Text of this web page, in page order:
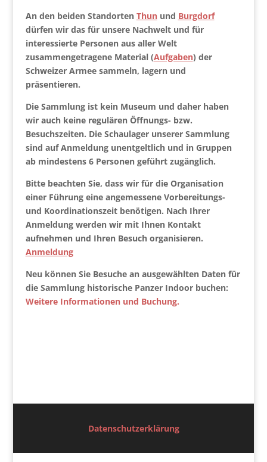
An den beiden Standorten Thunund Burgdorf
dürfen wir das für unsere Nachwelt und für
interessierte Personen aus aller Welt
zusammengetragene Material (Aufgaben) der
Schweizer Armee sammeln, lagern und
präsentieren.
Die Sammlung ist kein Museum und daher haben
wir auch keine regulären Öffnungs- bzw.
Besuchszeiten. Die Schaulager unserer Sammlung
sind auf Anmeldung unentgeltlich und in Gruppen
ab mindestens 6 Personen geführt zugänglich.
Bitte beachten Sie, dass wir für die Organisation
einer Führung eine angemessene Vorbereitungs-
und Koordinationszeit benötigen. Nach Ihrer
Anmeldung werden wir mit Ihnen Kontakt
aufnehmen und Ihren Besuch organisieren.
Anmeldung
Neu können Sie Besuche an ausgewählten Daten für
die Sammlung historische Panzer Indoor buchen:
Weitere Informationen und Buchung.
Datenschutzerklärung